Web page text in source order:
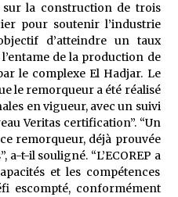
la construction de trois
pour soutenir l’industrie
d’atteindre un taux
de la production de
le complexe El Hadjar. Le
le remorqueur a été réalisé
en vigueur, avec un suivi
Veritas certification”. “Un
remorqueur, déjà prouvée
a-t-il souligné. “L’ECOREP a
et les compétences
escompté, conformément